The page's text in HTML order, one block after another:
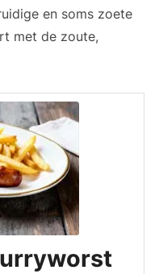
en soms zoete
met de zoute,